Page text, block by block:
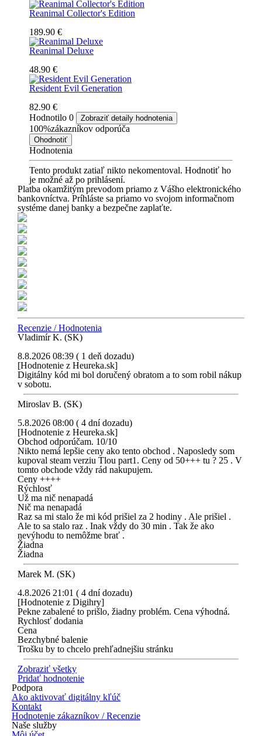
Reanimal Collector's Edition
189.90 €
Reanimal Deluxe
48.90 €
Resident Evil Generation
82.90 €
Hodnotilo 0 Zobraziť detaily hodnotenia
100%zákazníkov odporúča
Ohodnotiť
Hodnotenia
Tento produkt zatiaľ nikto nekomentoval. Hodnotiť ho
je možné až po prihlásení.
Platba okamžitým prevodom priamo z Vášho elektronického
bankovníctva. Príhláste sa priamo vo svojom informačnom
systéme danej banky a bezpečne zaplaťte.
Recenzie / Hodnotenia
Vladimír K. (SK)
8.8.2026 08:39 ( 1 deň dozadu)
[Hodnotenie z Heureka.sk]
Digitálny kód mi bol doručený obratom a to som robil nákup
v sobotu.
Miroslav B. (SK)
5.8.2026 08:00 ( 4 dní dozadu)
[Hodnotenie z Heureka.sk]
Obchod odporúčam. 10/10
Nikto nemá lepšie ceny ako tento obchod . Naposledy som
kupoval steam verziu Tlou part1. Ceny od 50+++ tu ? 25 . V
tomto obchode vždy rád nakupujem.
Ceny ++++
Rýchlosť
Už ma nič nenapadá
Nič ma nenapadá
Raz sa mi stalo že mi kód prišiel za 2 hodiny . Ale prišiel .
Ale to sa stalo raz . Inak vždy do 30 min . Tak že ako
nevýhodu to nemôžme brať .
Žiadna
Žiadna
Marek M. (SK)
4.8.2026 21:01 ( 4 dní dozadu)
[Hodnotenie z Digihry]
Pekne zabalené to prišlo, žiadny problém. Cena výhodná.
Rychlosť dodania
Cena
Bezchybné balenie
Trošku by to chcelo prehľadnejšiu stránku
Zobraziť všetky
Pridať hodnotenie
Podpora
Ako aktivovať digitálny kľúč
Kontakt
Hodnotenie zákazníkov / Recenzie
Naše služby